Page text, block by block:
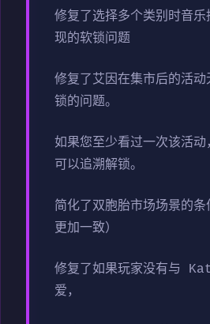
修复了选择多个类别时音乐
现的软锁问题
修复了艾因在集市后的活
锁的问题。
如果您至少看过一次该活动
可以追溯解锁。
简化了双胞胎市场场景的
更加一致）
修复了如果玩家没有与
爱，